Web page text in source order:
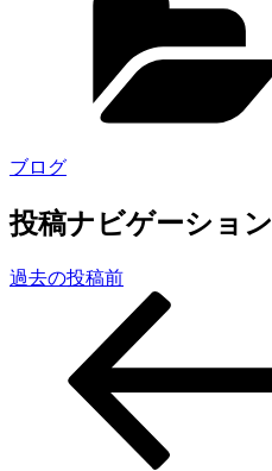
ブログ
投稿ナビゲーション
過去の投稿前